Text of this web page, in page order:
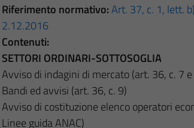
Riferimento normativo:Art. 37, c. 1, lett.
2.12.2016
Contenuti:
SETTORI ORDINARI-SOTTOSOGLIA
Avviso di indagini di mercato (art. 36, c. 7
Bandi ed avvisi (art. 36, c. 9)
Avviso di costituzione elenco operatori
Linee guida ANAC)